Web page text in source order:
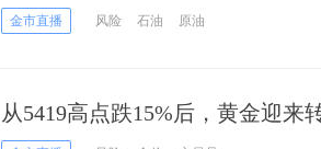
技术面释放进一步上行信号
金市直播 风险 石油 原油
从5419高点跌15%后，黄金迎来